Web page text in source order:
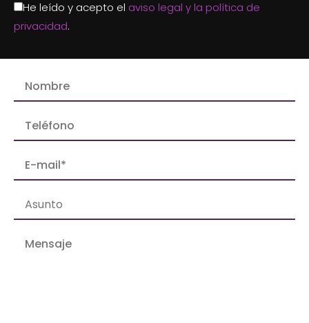
He leído y acepto el aviso legal y la política de
privacidad.